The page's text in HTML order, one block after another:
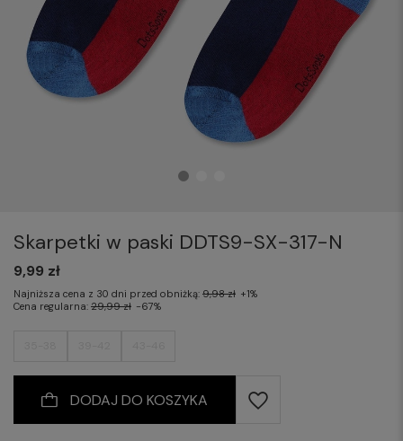
Skarpetki w paski DDTS9-SX-317-N
9,99 zł
Najniższa cena z 30 dni przed obniżką: 9,98 zł +1%
Cena regularna: 29,99 zł -67%
DODAJ DO KOSZYKA